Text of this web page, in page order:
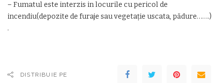
– Fumatul este interzis in locurile cu pericol de
incendiu(depozite de furaje sau vegetaţie uscata, pădure…….)
.
DISTRIBUIE PE